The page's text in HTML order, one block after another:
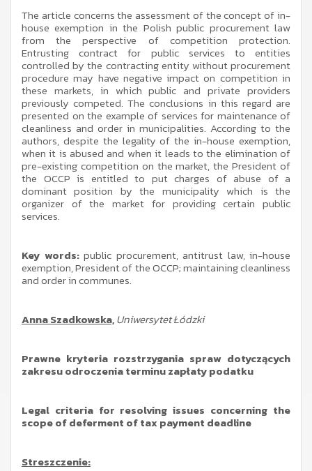
The article concerns the assessment of the concept of in-
house exemption in the Polish public procurement law
from the perspective of competition protection.
Entrusting contract for public services to entities
controlled by the contracting entity without procurement
procedure may have negative impact on competition in
these markets, in which public and private providers
previously competed. The conclusions in this regard are
presented on the example of services for maintenance of
cleanliness and order in municipalities. According to the
authors, despite the legality of the in-house exemption,
when it is abused and when it leads to the elimination of
pre-existing competition on the market, the President of
the OCCP is entitled to put charges of abuse of a
dominant position by the municipality which is the
organizer of the market for providing certain public
services.
Key words:public procurement, antitrust law, in-house
exemption, President of the OCCP; maintaining cleanliness
and order in communes.
Anna Szadkowska,Uniwersytet Łódzki
Prawne kryteria rozstrzygania spraw dotyczących
zakresu odroczenia terminu zapłaty podatku
Legal criteria for resolving issues concerning the
scope of deferment of tax payment deadline
Streszczenie: